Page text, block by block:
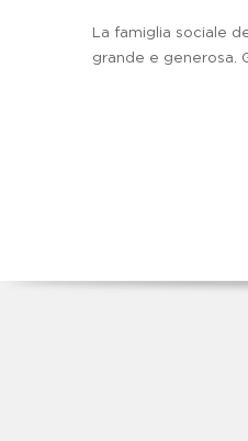
La famiglia sociale
grande e generosa.